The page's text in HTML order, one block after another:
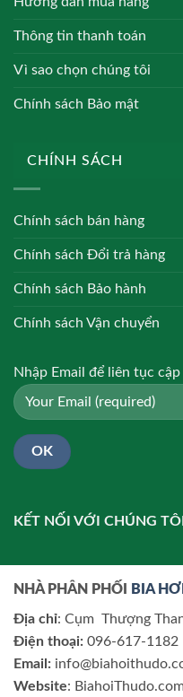
Thông tin thanh toán
Vì sao chọn chúng tôi
Chính sách Bảo mật
CHÍNH SÁCH
Chính sách bán hàng
Chính sách Đổi trả hàng
Chính sách Bảo hành
Chính sách Vận chuyển
Nhập Email để liên tục
KẾT NỐI VỚI CHÚNG TÔI
NHÀ PHÂN PHỐI BIA
Địa chỉ: Cụm Thượng
Điện thoại: 096-617-1182
Email:
Website: BiahoiThudo.com